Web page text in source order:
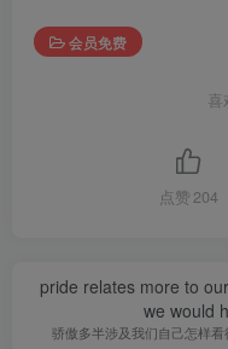
会员免费
点赞 204
pride relates more to
we would
骄傲多半涉及我们自己怎样